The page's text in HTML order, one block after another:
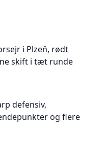
i Plzeň, rødt
skift i tæt runde
defensiv,
og flere